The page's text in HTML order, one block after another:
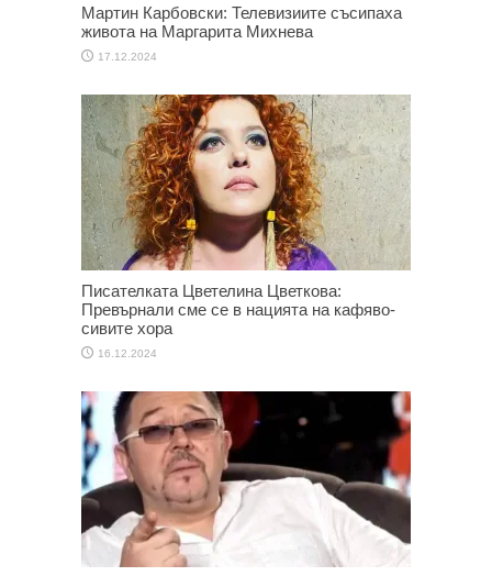
Мартин Карбовски: Телевизиите съсипаха
живота на Маргарита Михнева
17.12.2024
Писателката Цветелина Цветкова:
Превърнали сме се в нацията на кафяво-
сивите хора
16.12.2024